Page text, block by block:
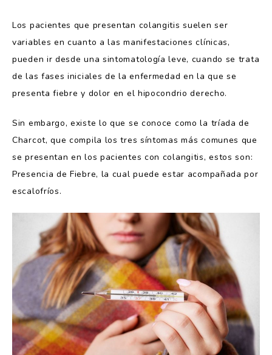
Los pacientes que presentan colangitis suelen ser
variables en cuanto a las manifestaciones clínicas,
pueden ir desde una sintomatología leve, cuando se trata
de las fases iniciales de la enfermedad en la que se
presenta fiebre y dolor en el hipocondrio derecho.
Sin embargo, existe lo que se conoce como la tríada de
Charcot, que compila los tres síntomas más comunes que
se presentan en los pacientes con colangitis, estos son:
Presencia de Fiebre, la cual puede estar acompañada por
escalofríos.